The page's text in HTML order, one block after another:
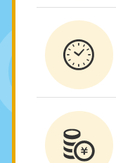
愛知県
050-1881-
9:00〜19:00 年
050-1881-
9:00〜19:00 年